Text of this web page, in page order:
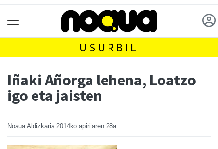
USURBIL
Iñaki Añorga lehena, Loatzo
igo eta jaisten
Noaua Aldizkaria 2014ko apirilaren 28a